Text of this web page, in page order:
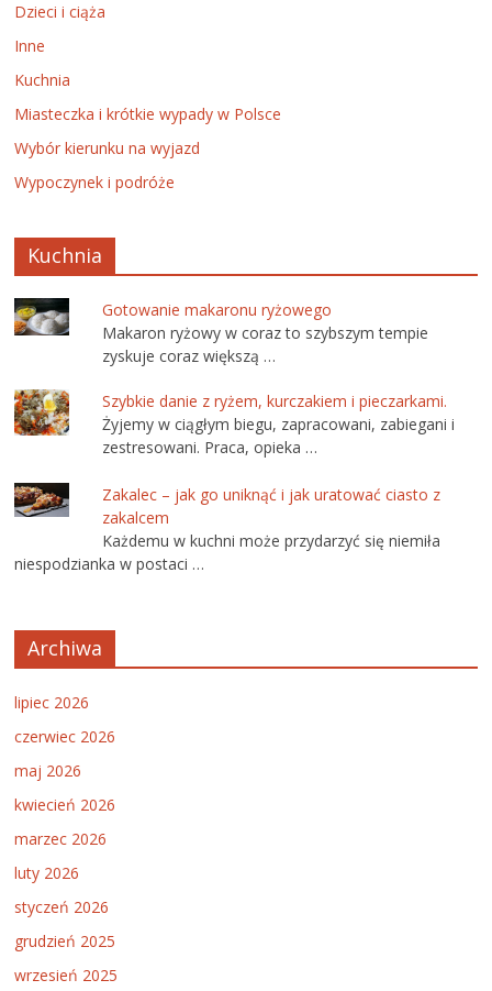
Dzieci i ciąża
Inne
Kuchnia
Miasteczka i krótkie wypady w Polsce
Wybór kierunku na wyjazd
Wypoczynek i podróże
Kuchnia
Gotowanie makaronu ryżowego
Makaron ryżowy w coraz to szybszym tempie
zyskuje coraz większą …
Szybkie danie z ryżem, kurczakiem i pieczarkami.
Żyjemy w ciągłym biegu, zapracowani, zabiegani i
zestresowani. Praca, opieka …
Zakalec – jak go uniknąć i jak uratować ciasto z
zakalcem
Każdemu w kuchni może przydarzyć się niemiła
niespodzianka w postaci …
Archiwa
lipiec 2026
czerwiec 2026
maj 2026
kwiecień 2026
marzec 2026
luty 2026
styczeń 2026
grudzień 2025
wrzesień 2025